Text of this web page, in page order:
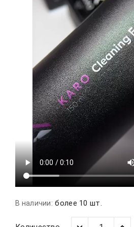
В наличии: более 10 шт.